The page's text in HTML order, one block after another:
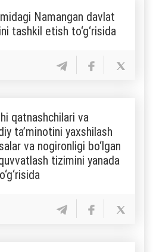
Namangan davlat
tashkil etish to‘g‘risida
qatnashchilari va
ta’minotini yaxshilash
va nogironligi bo‘lgan
tizimini yanada